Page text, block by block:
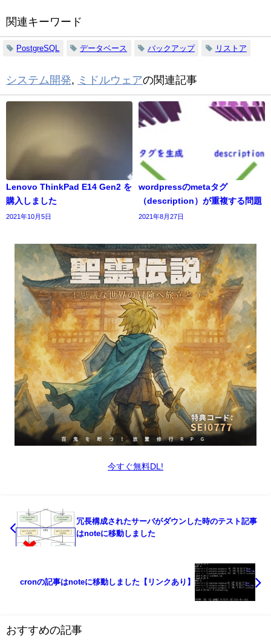
関連キーワード
PostgreSQL データベース バックアップ リストア
システム開発, ミドルウェアの関連記事
Lenovo ThinkPad E14 Gen2 を
購入しました
2021年10月5日
wordpressのmetaタグ
（description）が重複する問題
2021年8月27日
今すぐ無料DL!
冗長構成されたサーバがダウンした時のテスト記事
はnoteに移動しました
cronの記事はnoteに移動しました【リンクあり】
おすすめの記事